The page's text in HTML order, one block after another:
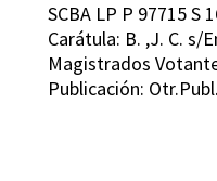
SCBA LP P 97715 S
Carátula: B. ,J. C.
Magistrados
Publicación: